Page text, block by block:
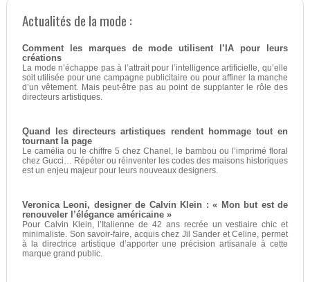
Actualités de la mode :
Comment les marques de mode utilisent l’IA pour leurs
créations
La mode n’échappe pas à l’attrait pour l’intelligence artificielle, qu’elle
soit utilisée pour une campagne publicitaire ou pour affiner la manche
d’un vêtement. Mais peut-être pas au point de supplanter le rôle des
directeurs artistiques.
Quand les directeurs artistiques rendent hommage tout en
tournant la page
Le camélia ou le chiffre 5 chez Chanel, le bambou ou l’imprimé floral
chez Gucci… Répéter ou réinventer les codes des maisons historiques
est un enjeu majeur pour leurs nouveaux designers.
Veronica Leoni, designer de Calvin Klein : « Mon but est de
renouveler l’élégance américaine »
Pour Calvin Klein, l’Italienne de 42 ans recrée un vestiaire chic et
minimaliste. Son savoir-faire, acquis chez Jil Sander et Celine, permet
à la directrice artistique d’apporter une précision artisanale à cette
marque grand public.